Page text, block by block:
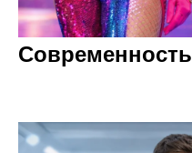
Современность